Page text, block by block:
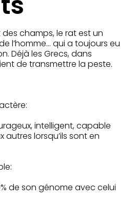
champs, le rat est un
l’homme… qui a toujours eu
Déjà les Grecs, dans
de transmettre la peste.
intelligent, capable
autres lorsqu’ils sont en
de son génome avec celui